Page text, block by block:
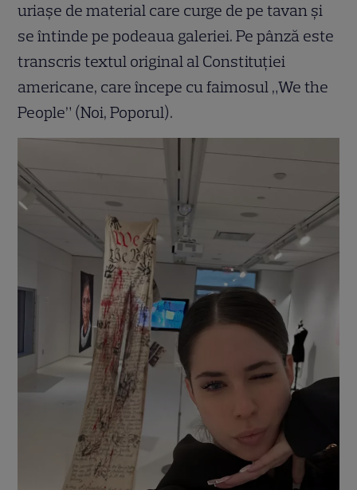
uriașe de material care curge de pe tavan și
se întinde pe podeaua galeriei. Pe pânză este
transcris textul original al Constituției
americane, care începe cu faimosul „We the
People” (Noi, Poporul).